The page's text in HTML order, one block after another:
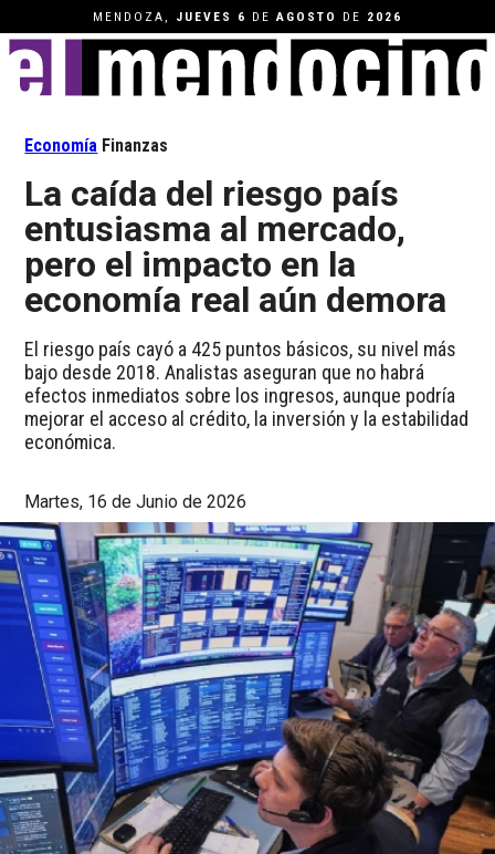
MENDOZA, JUEVES 6 DEAGOSTO DE 2026
Economía Finanzas
La caída del riesgo país
entusiasma al mercado,
pero el impacto en la
economía real aún demora
El riesgo país cayó a 425 puntos básicos, su nivel más
bajo desde 2018. Analistas aseguran que no habrá
efectos inmediatos sobre los ingresos, aunque podría
mejorar el acceso al crédito, la inversión y la estabilidad
económica.
Martes, 16 de Junio de 2026